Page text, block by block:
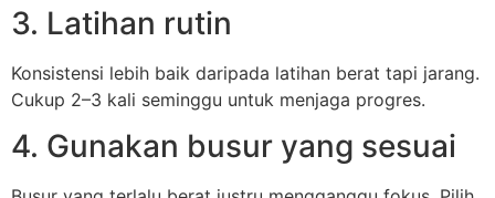
3. Latihan rutin
Konsistensi lebih baik daripada latihan berat tapi jarang.
Cukup 2–3 kali seminggu untuk menjaga progres.
4. Gunakan busur yang sesuai